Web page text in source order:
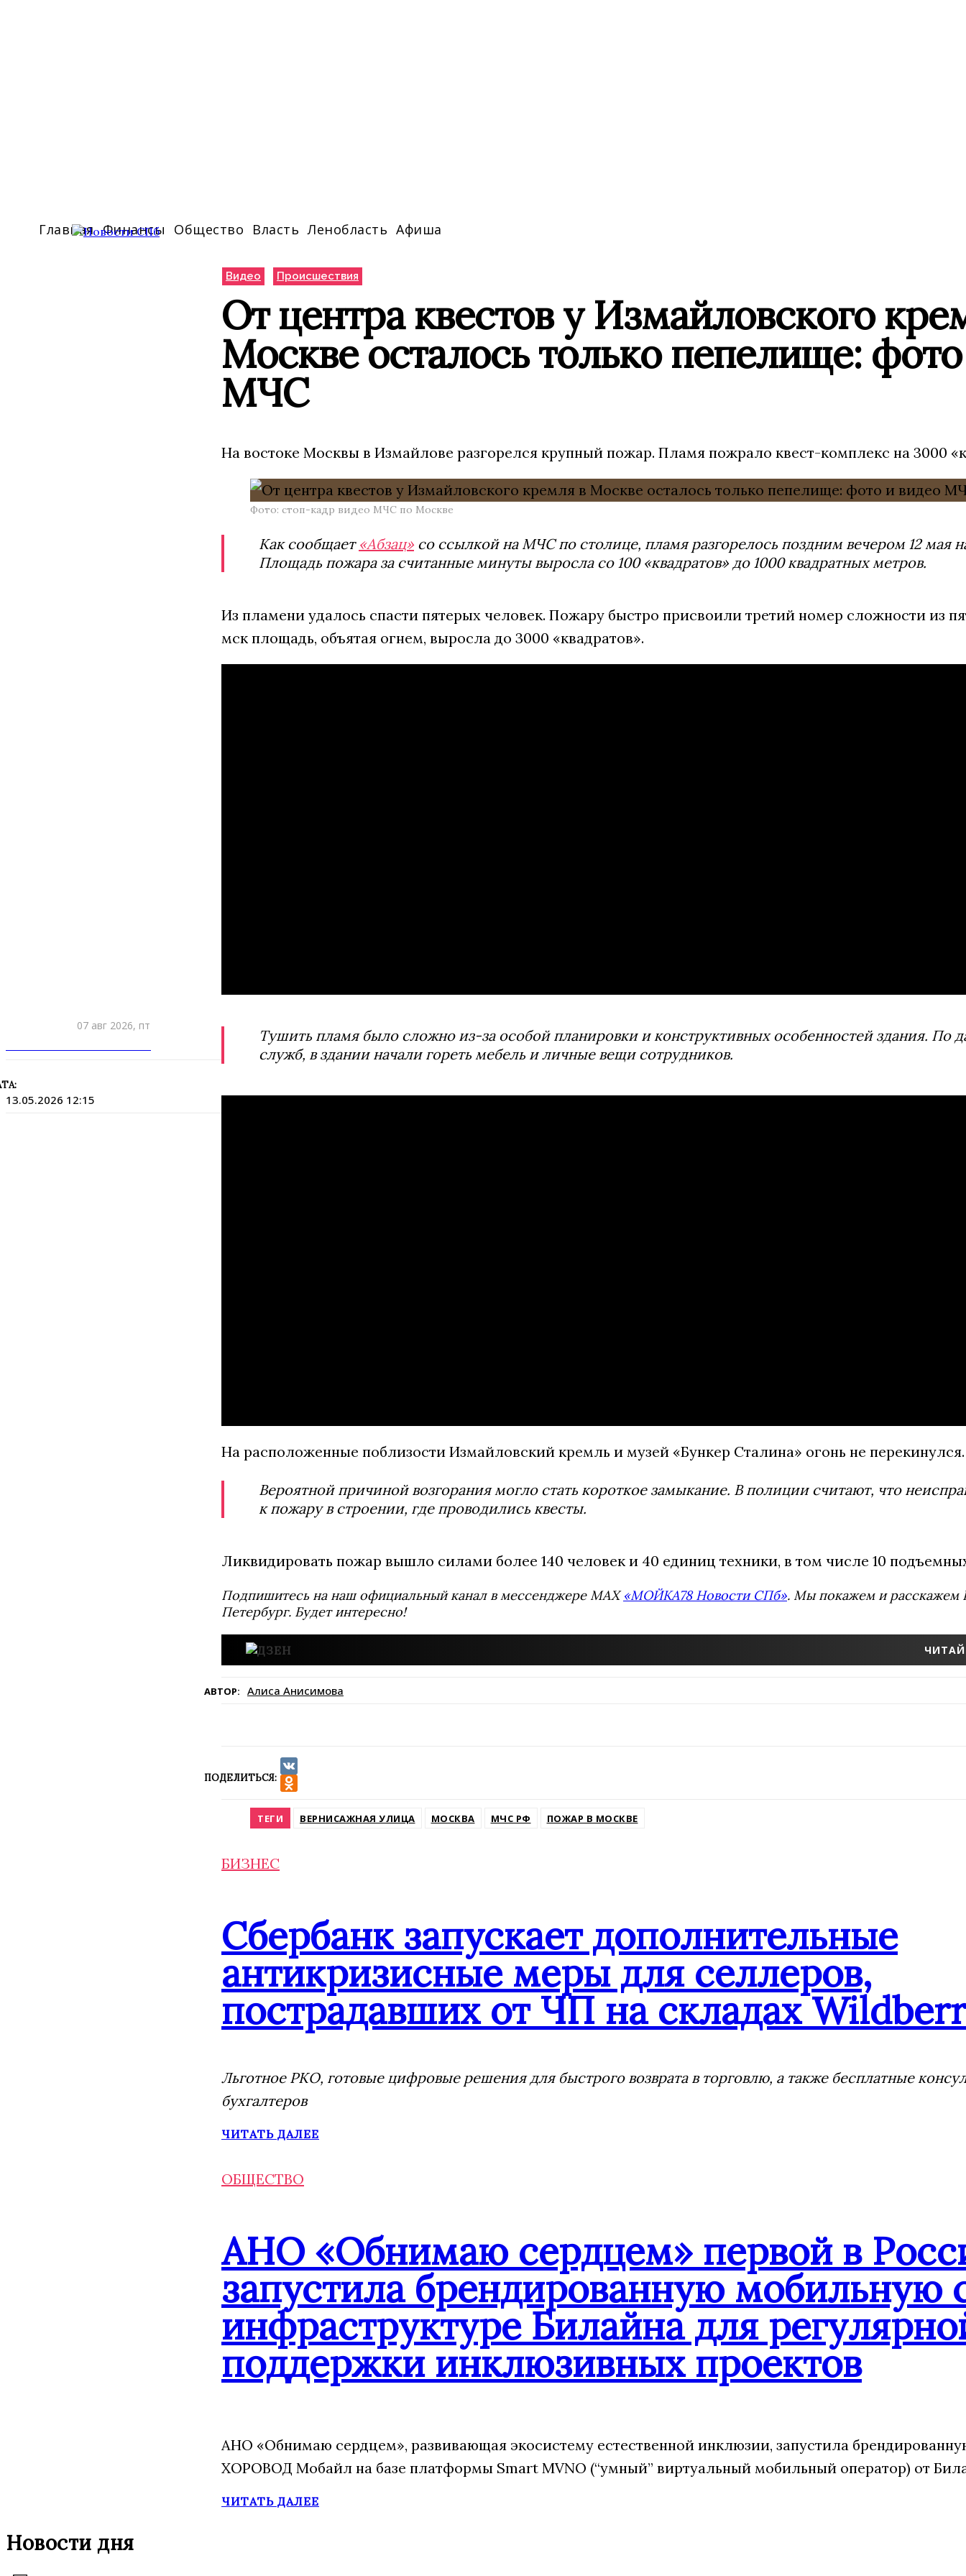
Главная Финансы Общество Власть Ленобласть Афиша
07 авг 2026, пт
13.05.2026 12:15
Видео Происшествия
От центра квестов у Измайловского
Москве осталось только пепелище:
МЧС
На востоке Москвы в Измайлове разгорелся крупный пожар. Пламя пожрало квест-комплекс на 3000
Фото: стоп-кадр видео МЧС по Москве
Как сообщает «Абзац»со ссылкой на МЧС по столице, пламя разгорелось поздним вечером 12 мая
Площадь пожара за считанные минуты выросла со 100 «квадратов» до 1000 квадратных метров.
Из пламени удалось спасти пятерых человек. Пожару быстро присвоили третий номер сложности из
мск площадь, объятая огнем, выросла до 3000 «квадратов».
Тушить пламя было сложно из-за особой планировки и конструктивных особенностей здания. По
служб, в здании начали гореть мебель и личные вещи сотрудников.
На расположенные поблизости Измайловский кремль и музей «Бункер Сталина» огонь не перекинулся.
Вероятной причиной возгорания могло стать короткое замыкание. В полиции считают, что
к пожару в строении, где проводились квесты.
Ликвидировать пожар вышло силами более 140 человек и 40 единиц техники, в том числе 10
Подпишитесь на наш официальный канал в мессенджере MAX«МОЙКА78 Новости СПб». Мы покажем и расскажем
Петербург. Будет интересно!
АВТОР: Алиса Анисимова
ПОДЕЛИТЬСЯ:
VK
ТЕГИ ВЕРНИСАЖНАЯ УЛИЦА МОСКВА МЧС РФ ПОЖАР В МОСКВЕ
БИЗНЕС
Сбербанк запускает дополнительные
антикризисные меры для селлеров,
пострадавших от ЧП на складах
Льготное РКО, готовые цифровые решения для быстрого возврата в торговлю, а также бесплатные
бухгалтеров
ЧИТАТЬ ДАЛЕЕ
ОБЩЕСТВО
АНО «Обнимаю сердцем» первой в
запустила брендированную мобильную
инфраструктуре Билайна для
поддержки инклюзивных проектов
АНО «Обнимаю сердцем», развивающая экосистему естественной инклюзии, запустила
ХОРОВОД Мобайл на базе платформы Smart MVNO (“умный” виртуальный мобильный оператор) от
ЧИТАТЬ ДАЛЕЕ
Новости дня